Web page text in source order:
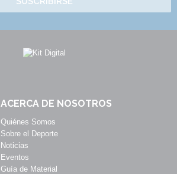
ACERCA DE NOSOTROS
Quiénes Somos
Sobre el Deporte
Noticias
Eventos
Guía de Material